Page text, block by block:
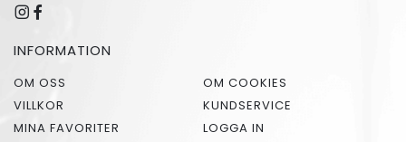
INFORMATION
OM OSS
OM COOKIES
VILLKOR
KUNDSERVICE
MINA FAVORITER
LOGGA IN